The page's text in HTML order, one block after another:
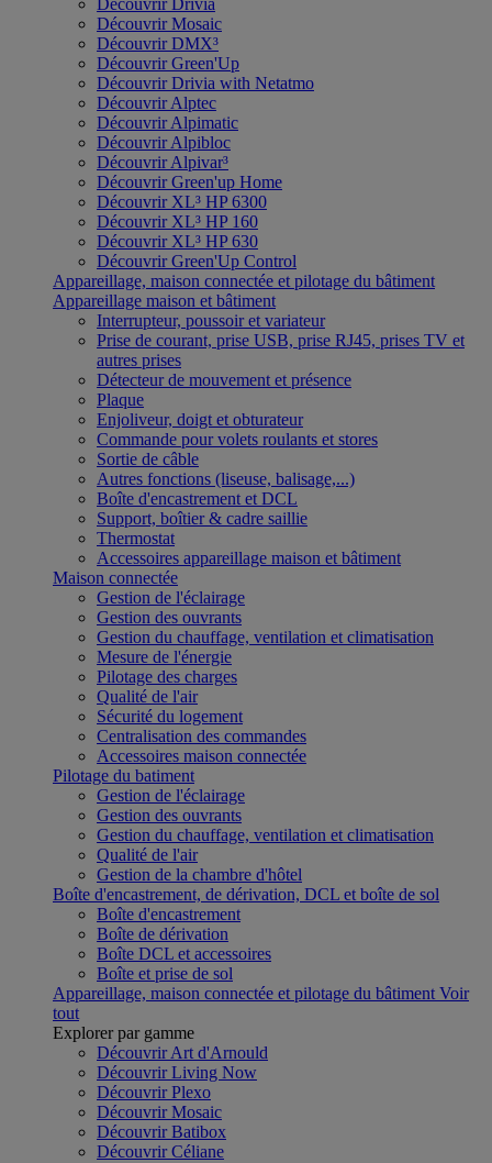
Découvrir Drivia
Découvrir Mosaic
Découvrir DMX³
Découvrir Green'Up
Découvrir Drivia with Netatmo
Découvrir Alptec
Découvrir Alpimatic
Découvrir Alpibloc
Découvrir Alpivar³
Découvrir Green'up Home
Découvrir XL³ HP 6300
Découvrir XL³ HP 160
Découvrir XL³ HP 630
Découvrir Green'Up Control
Appareillage, maison connectée et pilotage du bâtiment
Appareillage maison et bâtiment
Interrupteur, poussoir et variateur
Prise de courant, prise USB, prise RJ45, prises TV et
autres prises
Détecteur de mouvement et présence
Plaque
Enjoliveur, doigt et obturateur
Commande pour volets roulants et stores
Sortie de câble
Autres fonctions (liseuse, balisage,...)
Boîte d'encastrement et DCL
Support, boîtier & cadre saillie
Thermostat
Accessoires appareillage maison et bâtiment
Maison connectée
Gestion de l'éclairage
Gestion des ouvrants
Gestion du chauffage, ventilation et climatisation
Mesure de l'énergie
Pilotage des charges
Qualité de l'air
Sécurité du logement
Centralisation des commandes
Accessoires maison connectée
Pilotage du batiment
Gestion de l'éclairage
Gestion des ouvrants
Gestion du chauffage, ventilation et climatisation
Qualité de l'air
Gestion de la chambre d'hôtel
Boîte d'encastrement, de dérivation, DCL et boîte de sol
Boîte d'encastrement
Boîte de dérivation
Boîte DCL et accessoires
Boîte et prise de sol
Appareillage, maison connectée et pilotage du bâtiment Voir
tout
Explorer par gamme
Découvrir Art d'Arnould
Découvrir Living Now
Découvrir Plexo
Découvrir Mosaic
Découvrir Batibox
Découvrir Céliane